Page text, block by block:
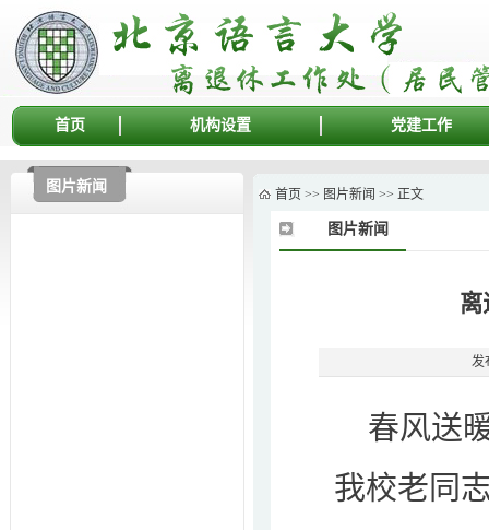
首页 机构设置 党建工作
图片新闻 首页 >> 图片新闻 >> 正文
图片新闻
离
发
春风送
我校老同